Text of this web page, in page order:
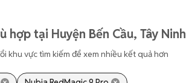
tại Huyện Bến Cầu, Tây Ninh
khu vực tìm kiếm để xem nhiều kết quả hơn